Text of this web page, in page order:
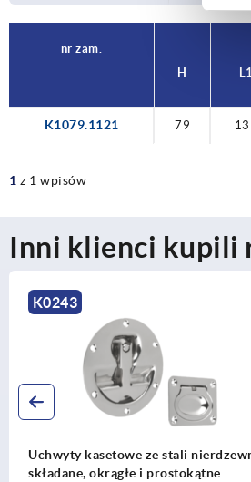
nr zam.
H
L1
K1079.1121 79
1 z 1 wpisów
Inni klienci kupili
K0243
Uchwyty kasetowe ze stali
składane, okrągłe i prostokątne